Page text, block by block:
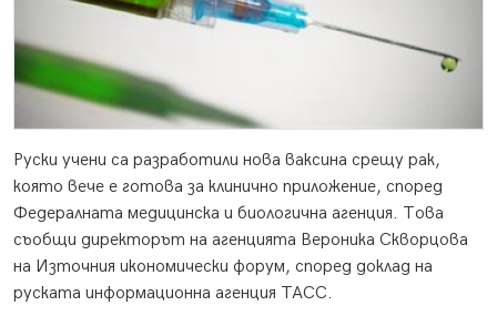
Руски учени са разработили нова ваксина срещу рак,
която вече е готова за клинично приложение, според
Федералната медицинска и биологична агенция. Това
съобщи директорът на агенцията Вероника Скворцова
на Източния икономически форум, според доклад на
руската информационна агенция ТАСС.